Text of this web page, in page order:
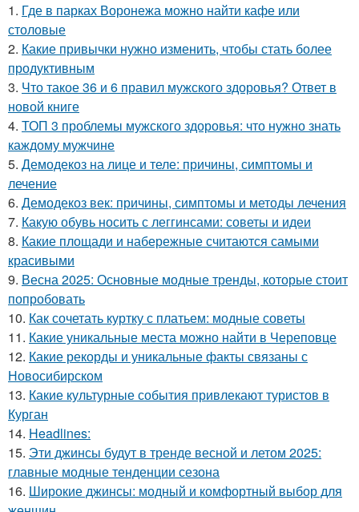
1. Где в парках Воронежа можно найти кафе или
столовые
2. Какие привычки нужно изменить, чтобы стать более
продуктивным
3. Что такое 36 и 6 правил мужского здоровья? Ответ в
новой книге
4. ТОП 3 проблемы мужского здоровья: что нужно знать
каждому мужчине
5. Демодекоз на лице и теле: причины, симптомы и
лечение
6. Демодекоз век: причины, симптомы и методы лечения
7. Какую обувь носить с леггинсами: советы и идеи
8. Какие площади и набережные считаются самыми
красивыми
9. Весна 2025: Основные модные тренды, которые стоит
попробовать
10. Как сочетать куртку с платьем: модные советы
11. Какие уникальные места можно найти в Череповце
12. Какие рекорды и уникальные факты связаны с
Новосибирском
13. Какие культурные события привлекают туристов в
Курган
14. Headlines:
15. Эти джинсы будут в тренде весной и летом 2025:
главные модные тенденции сезона
16. Широкие джинсы: модный и комфортный выбор для